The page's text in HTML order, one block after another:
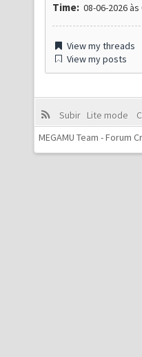
Time: 08-06-2026 às
View my threads
View my posts
Subir Lite mode
MEGAMU Team - Forum